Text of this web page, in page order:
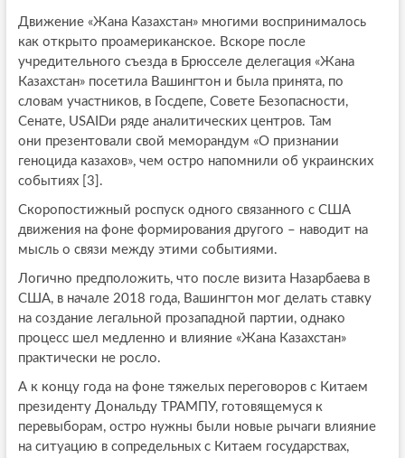
Движение «Жана Казахстан» многими воспринималось
как открыто проамериканское. Вскоре после
учредительного съезда в Брюсселе делегация «Жана
Казахстан» посетила Вашингтон и была принята, по
словам участников, в Госдепе, Совете Безопасности,
Сенате, USAIDи ряде аналитических центров. Там
они презентовали свой меморандум «О признании
геноцида казахов», чем остро напомнили об украинских
событиях [3].
Скоропостижный роспуск одного связанного с США
движения на фоне формирования другого – наводит на
мысль о связи между этими событиями.
Логично предположить, что после визита Назарбаева в
США, в начале 2018 года, Вашингтон мог делать ставку
на создание легальной прозападной партии, однако
процесс шел медленно и влияние «Жана Казахстан»
практически не росло.
А к концу года на фоне тяжелых переговоров с Китаем
президенту Дональду ТРАМПУ, готовящемуся к
перевыборам, остро нужны были новые рычаги влияние
на ситуацию в сопредельных с Китаем государствах,